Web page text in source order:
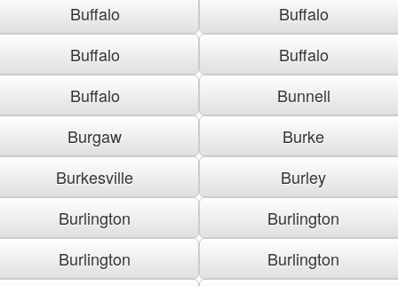
Buffalo
Buffalo
Buffalo
Buffalo
Buffalo
Bunnell
Burgaw
Burke
Burkesville
Burley
Burlington
Burlington
Burlington
Burlington